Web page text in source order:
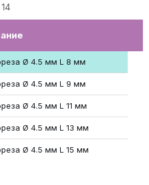
Ø 4.5 мм L 8 мм
Ø 4.5 мм L 9 мм
Ø 4.5 мм L 11 мм
Ø 4.5 мм L 13 мм
Ø 4.5 мм L 15 мм